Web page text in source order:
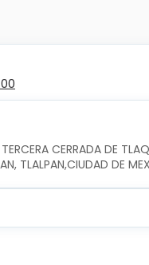
CERRADA DE
TLALPAN,CIUDAD DE